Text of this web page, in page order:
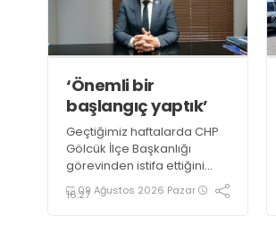
‘Önemli bir
başlangıç yaptık’
Geçtiğimiz haftalarda CHP
Gölcük İlçe Başkanlığı
görevinden istifa ettiğini
açıklayan Mehmet Uzuner,
Yeni Parti Gölcük İlçe
09 Ağustos 2026 Pazar
16:27